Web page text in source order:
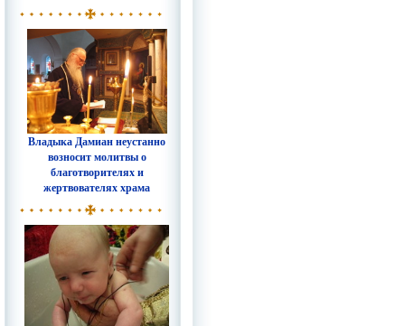
Владыка Дамиан неустанно
возносит молитвы о
благотворителях и
жертвователях храма